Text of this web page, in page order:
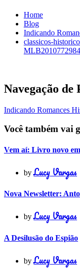
Home
Blog
Indicando
classicos-
Navegação de
Indicando Romances
Você também vai
Vem aí: Livro novo
byLucy Vargas
Nova Newsletter:
byLucy Vargas
A Desilusão do Espião
byLucy Vargas